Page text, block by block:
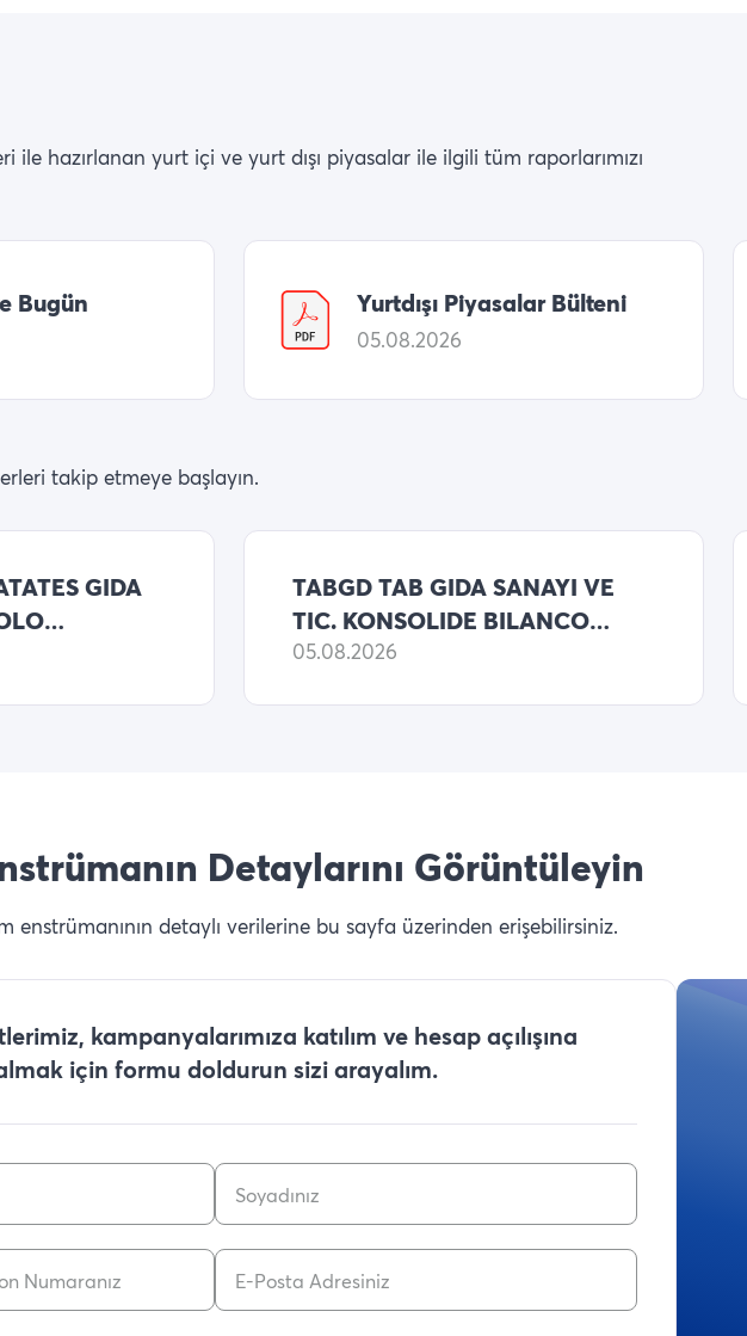
ile hazırlanan yurt içi ve yurt dışı piyasalar ile ilgili tüm raporlarımızı
Bugün Yurtdışı Piyasalar Bülteni
05.08.2026
takip etmeye başlayın.
GIDA
NET
TABGD TAB GIDA SANAYI VE
TIC. KONSOLIDE BILANCO
2026 6 AYLIK NET KARI
05.08.2026
Detaylarını Görüntüleyin
enstrümanının detaylı verilerine bu sayfa üzerinden erişebilirsiniz.
kampanyalarımıza katılım ve hesap açılışına
için formu doldurun sizi arayalım.